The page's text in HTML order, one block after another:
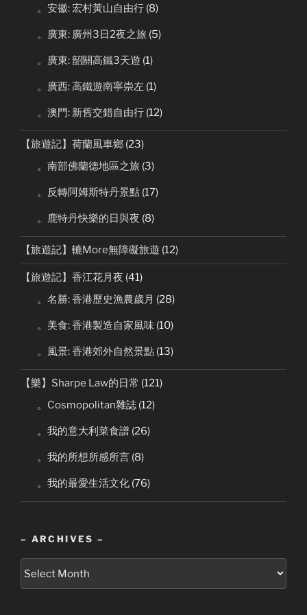
。安徽: 宏村黃山自由行 (8)
。廣東: 廣州3日2夜之旅 (5)
。廣東: 韶關高鐵3天遊 (1)
。廣西: 高鐵遊南寧崇左 (1)
。澳門: 新舊交錯自由行 (12)
【旅遊記】荷蘭風車鄉 (23)
。南部佛蘭德地區之旅 (3)
。反轉阿姆斯特丹景點 (17)
。鹿特丹快樂的日與夜 (8)
【旅遊記】轆More無障礙旅遊 (12)
【旅遊記】香江花月夜 (41)
。名勝: 香港歷史漁農歲月 (28)
。美食: 香港製造自家風味 (10)
。風景: 香港郊外自然景點 (13)
【樂】Sharpe Law的日常 (121)
。Cosmopolitan雜誌 (12)
。我的意大利菜食譜 (26)
。我的所想所感所言 (8)
。我的最愛生活文化 (76)
– ARCHIVES –